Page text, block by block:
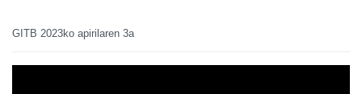
GITB 2023ko apirilaren 3a